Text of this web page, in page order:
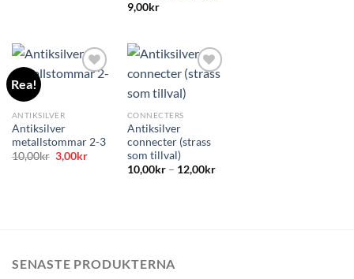
9,00kr
Rea!
ANTIKSILVER
Antiksilver
metallstommar 2-3
10,00kr Det
ursprungliga
3,00krDet
nuvarande
CONNECTERS
Antiksilver
connecter (strass
som tillval)
10,00kr– 12,00kr
SENASTE PRODUKTERNA